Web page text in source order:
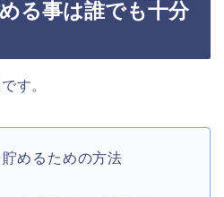
る事は誰でも十分
す。
めるための方法